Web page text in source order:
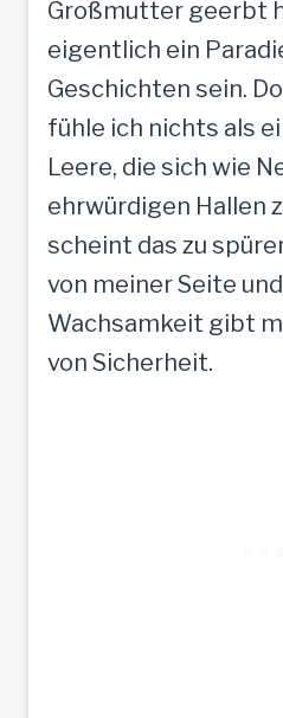
Großmutter geerbt
eigentlich ein
Geschichten sein.
fühle ich nichts als
Leere, die sich wie
ehrwürdigen Hallen
scheint das zu
von meiner Seite
Wachsamkeit gibt
von Sicherheit.